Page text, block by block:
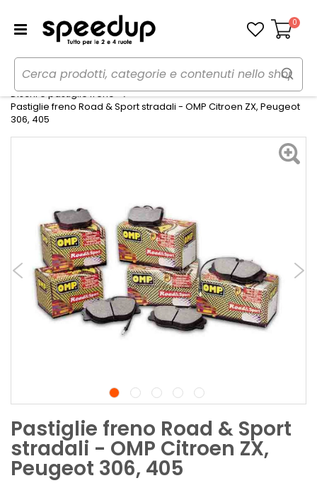
Carrello
0
Home Auto
Gomme, cerchi e freni
Dischi e pastiglie freno
Pastiglie freno Road & Sport stradali - OMP Citroen ZX, Peugeot
306, 405
Pastiglie freno Road & Sport
stradali - OMP Citroen ZX,
Peugeot 306, 405